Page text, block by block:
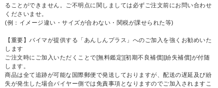
ることができません。ご不明点に関しましては必ずご注文前にお問い合わせ
くださいませ。
(例：イメージ違い・サイズが合わない・関税が課せられた等)
【重要】バイマが提供する「あんしんプラス」へのご加入を強くお勧めいた
します
ご注文時にご加入いただくことで[無料鑑定][初期不良補償][紛失補償]が付随
します。
商品は全て追跡が可能な国際郵便で発送しておりますが、配送の遅延及び紛
失が発生した場合バイヤー側では免責事項となりますのでご加入されますこ